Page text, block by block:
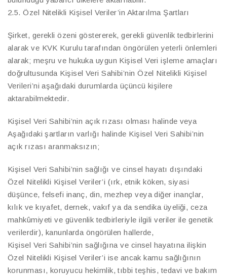
2.5. Özel Nitelikli Kişisel Veriler’in Aktarılma Şartları
Şirket, gerekli özeni göstererek, gerekli güvenlik tedbirlerini
alarak ve KVK Kurulu tarafından öngörülen yeterli önlemleri
alarak; meşru ve hukuka uygun Kişisel Veri işleme amaçları
doğrultusunda Kişisel Veri Sahibi’nin Özel Nitelikli Kişisel
Verileri’ni aşağıdaki durumlarda üçüncü kişilere
aktarabilmektedir.
Kişisel Veri Sahibi’nin açık rızası olması halinde veya
Aşağıdaki şartların varlığı halinde Kişisel Veri Sahibi’nin
açık rızası aranmaksızın;
Kişisel Veri Sahibi’nin sağlığı ve cinsel hayatı dışındaki
Özel Nitelikli Kişisel Veriler’i (ırk, etnik köken, siyasi
düşünce, felsefi inanç, din, mezhep veya diğer inançlar,
kılık ve kıyafet, dernek, vakıf ya da sendika üyeliği, ceza
mahkûmiyeti ve güvenlik tedbirleriyle ilgili veriler ile genetik
verilerdir), kanunlarda öngörülen hallerde,
Kişisel Veri Sahibi’nin sağlığına ve cinsel hayatına ilişkin
Özel Nitelikli Kişisel Veriler’i ise ancak kamu sağlığının
korunması, koruyucu hekimlik, tıbbi teşhis, tedavi ve bakım